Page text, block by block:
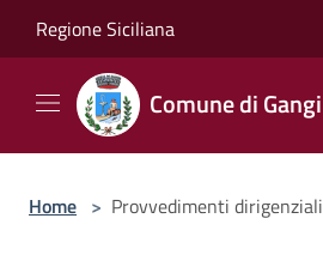
Regione Siciliana
Comune di Gangi
Home > Provvedimenti dirigenziali